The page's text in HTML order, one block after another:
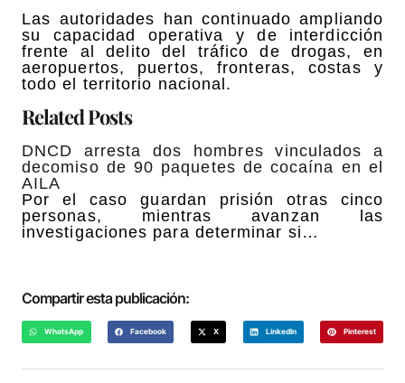
Las autoridades han continuado ampliando
su capacidad operativa y de interdicción
frente al delito del tráfico de drogas, en
aeropuertos, puertos, fronteras, costas y
todo el territorio nacional.
Related Posts
DNCD arresta dos hombres vinculados a
decomiso de 90 paquetes de cocaína en el
AILA
Por el caso guardan prisión otras cinco
personas, mientras avanzan las
investigaciones para determinar si…
Compartir esta publicación:
WhatsApp Facebook X LinkedIn Pinterest